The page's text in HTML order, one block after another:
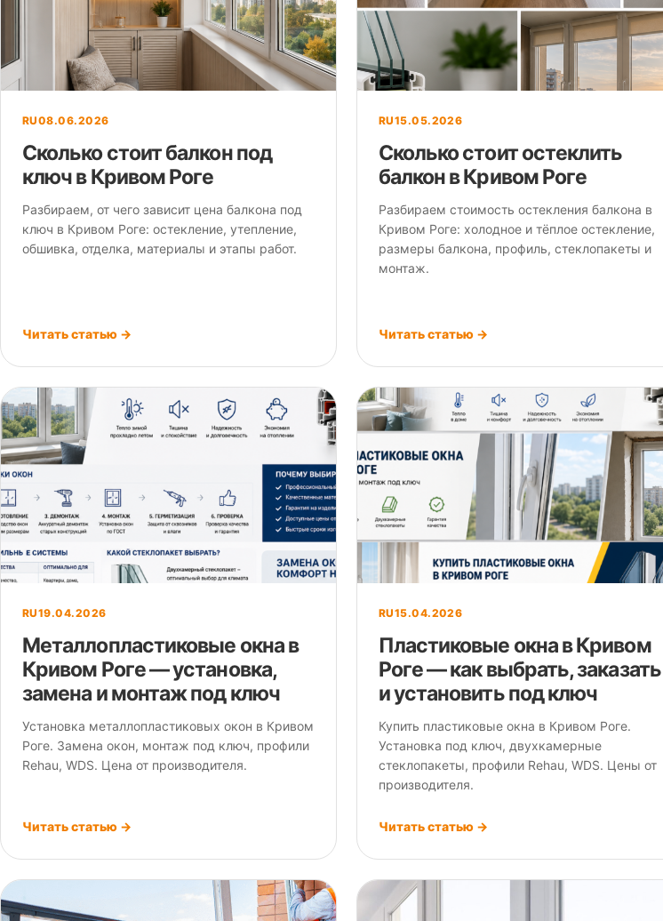
RU08.06.2026
Сколько стоит балкон под
ключ в Кривом Роге
Разбираем, от чего зависит цена балкона под
ключ в Кривом Роге: остекление, утепление,
обшивка, отделка, материалы и этапы работ.
Читать статью →
RU15.05.2026
Сколько стоит остеклить
балкон в Кривом Роге
Разбираем стоимость остекления балкона в
Кривом Роге: холодное и тёплое остекление,
размеры балкона, профиль, стеклопакеты и
монтаж.
Читать статью →
RU19.04.2026
Металлопластиковые окна в
Кривом Роге — установка,
замена и монтаж под ключ
Установка металлопластиковых окон в Кривом
Роге. Замена окон, монтаж под ключ, профили
Rehau, WDS. Цена от производителя.
Читать статью →
RU15.04.2026
Пластиковые окна в Кривом
Роге — как выбрать, заказать
и установить под ключ
Купить пластиковые окна в Кривом Роге.
Установка под ключ, двухкамерные
стеклопакеты, профили Rehau, WDS. Цены от
производителя.
Читать статью →